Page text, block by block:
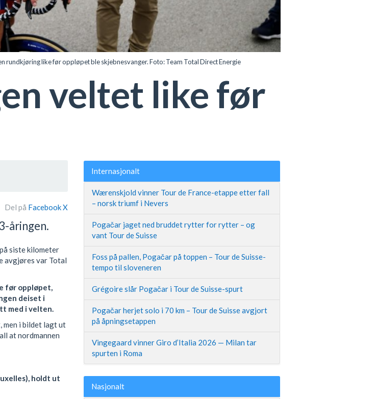
rundkjøring like før oppløpet ble skjebnesvanger. Foto: Team Total Direct Energie
veltet like før
Del på FacebookX
åringen.
siste kilometer
avgjøres var Total
før oppløpet,
deiset i
med i velten.
men i bildet lagt ut
at nordmannen
holdt ut
Internasjonalt
Wærenskjold vinner Tour de France-etappe etter fall
– norsk triumf i Nevers
Pogačar jaget ned bruddet rytter for rytter – og
vant Tour de Suisse
Foss på pallen, Pogačar på toppen – Tour de Suisse-
tempo til sloveneren
Grégoire slår Pogačar i Tour de Suisse-spurt
Pogačar herjet solo i 70 km – Tour de Suisse avgjort
på åpningsetappen
Vingegaard vinner Giro d’Italia 2026 — Milan tar
spurten i Roma
Nasjonalt